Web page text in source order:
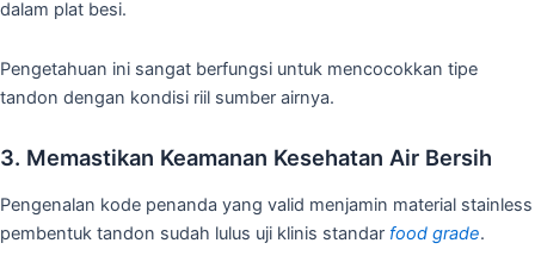
dalam plat besi.
Pengetahuan ini sangat berfungsi untuk mencocokkan tipe
tandon dengan kondisi riil sumber airnya.
3. Memastikan Keamanan Kesehatan Air Bersih
Pengenalan kode penanda yang valid menjamin material stainless
pembentuk tandon sudah lulus uji klinis standar food grade.